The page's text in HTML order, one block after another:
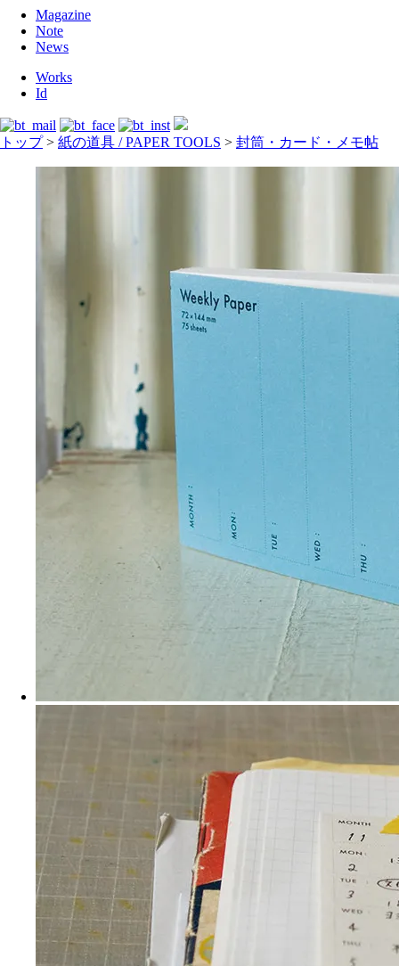
Magazine
Note
News
Works
Id
トップ> 紙の道具 / PAPER TOOLS > 封筒・カード・メモ帖